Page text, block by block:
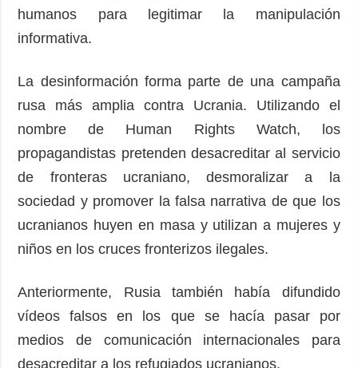
humanos para legitimar la manipulación
informativa.
La desinformación forma parte de una campaña
rusa más amplia contra Ucrania. Utilizando el
nombre de Human Rights Watch, los
propagandistas pretenden desacreditar al servicio
de fronteras ucraniano, desmoralizar a la
sociedad y promover la falsa narrativa de que los
ucranianos huyen en masa y utilizan a mujeres y
niños en los cruces fronterizos ilegales.
Anteriormente, Rusia también había difundido
vídeos falsos en los que se hacía pasar por
medios de comunicación internacionales para
desacreditar a los refugiados ucranianos.